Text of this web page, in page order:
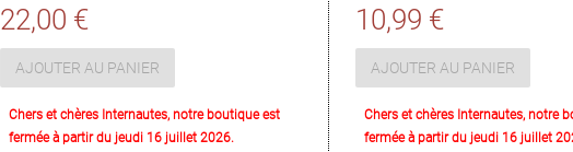
22,00 €
AJOUTER AU PANIER
Chers et chères Internautes, notre boutique est
fermée à partir du jeudi 16 juillet 2026.
10,99 €
AJOUTER AU PANIER
Chers et chères Internautes, notre
fermée à partir du jeudi 16 juillet